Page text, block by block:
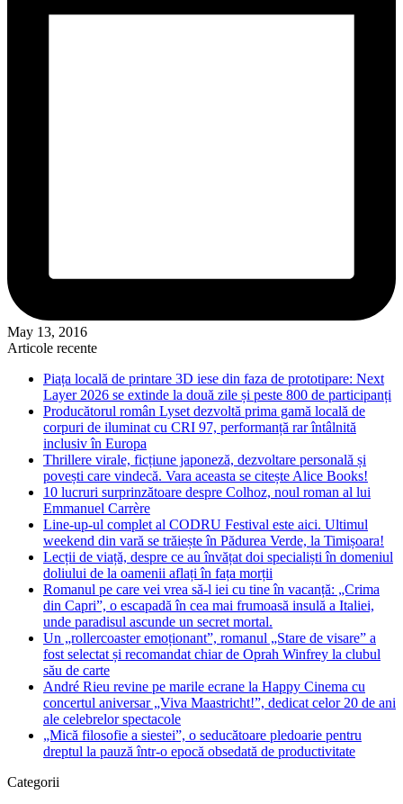
May 13, 2016
Articole recente
Piața locală de printare 3D iese din faza de prototipare: Next
Layer 2026 se extinde la două zile și peste 800 de participanți
Producătorul român Lyset dezvoltă prima gamă locală de
corpuri de iluminat cu CRI 97, performanță rar întâlnită
inclusiv în Europa
Thrillere virale, ficțiune japoneză, dezvoltare personală și
povești care vindecă. Vara aceasta se citește Alice Books!
10 lucruri surprinzătoare despre Colhoz, noul roman al lui
Emmanuel Carrère
Line-up-ul complet al CODRU Festival este aici. Ultimul
weekend din vară se trăiește în Pădurea Verde, la Timișoara!
Lecții de viață, despre ce au învățat doi specialiști în domeniul
doliului de la oamenii aflați în fața morții
Romanul pe care vei vrea să-l iei cu tine în vacanță: „Crima
din Capri”, o escapadă în cea mai frumoasă insulă a Italiei,
unde paradisul ascunde un secret mortal.
Un „rollercoaster emoționant”, romanul „Stare de visare” a
fost selectat și recomandat chiar de Oprah Winfrey la clubul
său de carte
André Rieu revine pe marile ecrane la Happy Cinema cu
concertul aniversar „Viva Maastricht!”, dedicat celor 20 de ani
ale celebrelor spectacole
„Mică filosofie a siestei”, o seducătoare pledoarie pentru
dreptul la pauză într-o epocă obsedată de productivitate
Categorii